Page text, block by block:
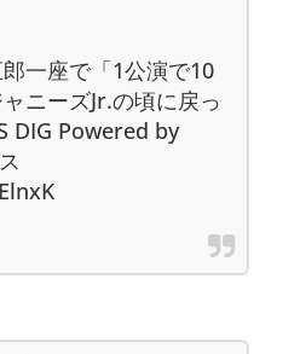
郎一座で「1公演で10
ニーズJr.の頃に戻っ
DIG Powered by